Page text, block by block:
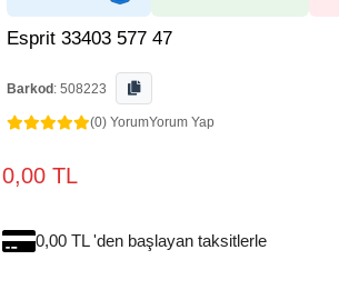
Esprit 33403 577 47
Barkod : 508223
(0) YorumYorum Yap
0,00 TL
0,00 TL 'den başlayan taksitlerle